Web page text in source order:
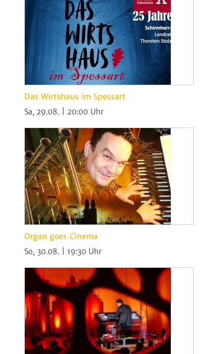
Das Wirtshaus im Spessart
Sa, 29.08. | 20:00
Organ goes Cinema
So, 30.08. | 19:30